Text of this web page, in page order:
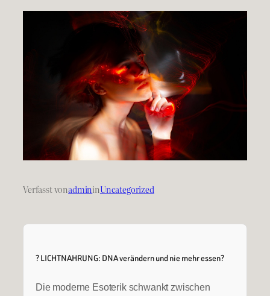
Verfasst vonadmininUncategorized
? LICHTNAHRUNG: DNA verändern und nie mehr essen?
Die moderne Esoterik schwankt zwischen